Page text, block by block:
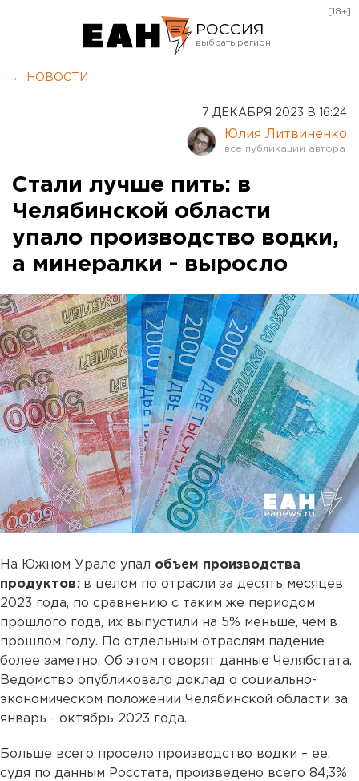
РОССИЯ
Курган
Оренбург
[18+]
← НОВОСТИ
7 ДЕКАБРЯ 2023 В 16:24
Юлия Литвиненко
Стали лучше пить: в
Челябинской области
упало производство водки,
а минералки - выросло
На Южном Урале упал объем производства
продуктов: в целом по отрасли за десять месяцев
2023 года, по сравнению с таким же периодом
прошлого года, их выпустили на 5% меньше, чем в
прошлом году. По отдельным отраслям падение
более заметно. Об этом говорят данные Челябстата.
Ведомство опубликовало доклад о социально-
экономическом положении Челябинской области за
январь - октябрь 2023 года.
Больше всего просело производство водки – ее,
судя по данным Росстата, произведено всего 84,3%